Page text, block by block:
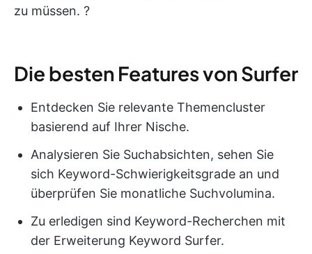
zu müssen. ?
Die besten Features von Surfer
Entdecken Sie relevante Themencluster
basierend auf Ihrer Nische.
Analysieren Sie Suchabsichten, sehen Sie
sich Keyword-Schwierigkeitsgrade an und
überprüfen Sie monatliche Suchvolumina.
Zu erledigen sind Keyword-Recherchen mit
der Erweiterung Keyword Surfer.